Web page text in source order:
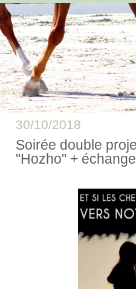
30/10/2018
Soirée double
"Hozho" +